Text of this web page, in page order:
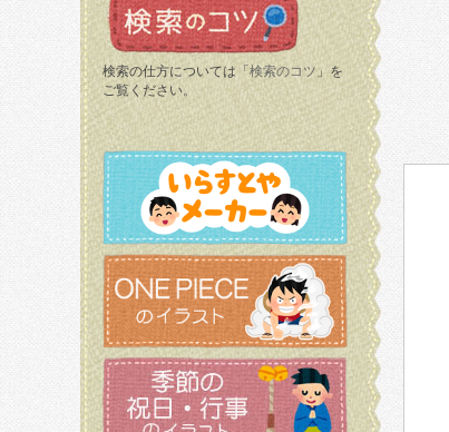
検索の仕方については「 検索のコツ 」を
ご覧ください。